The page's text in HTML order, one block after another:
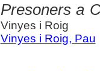
Presoners a
Vinyes i Roig
Vinyes i Roig, Pau